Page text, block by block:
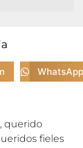
WhatsApp
querido
fieles